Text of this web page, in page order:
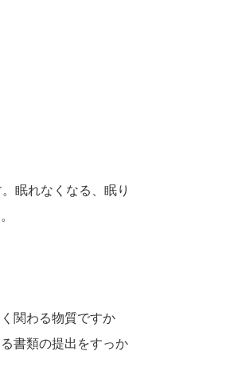
眠れなくなる、眠り
関わる物質ですか
書類の提出をすっか